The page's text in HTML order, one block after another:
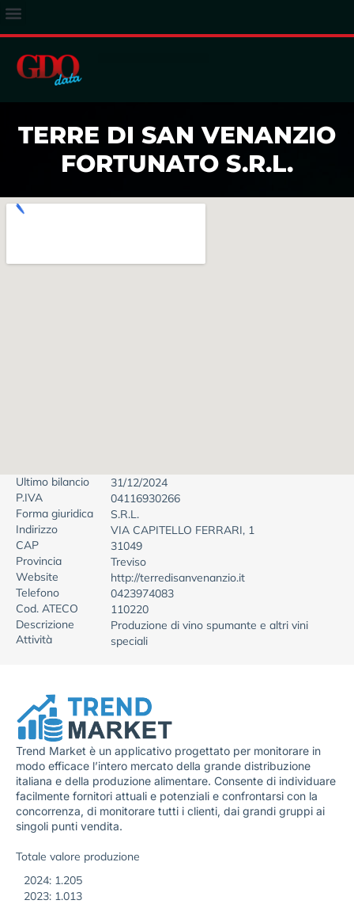
TERRE DI SAN VENANZIO
FORTUNATO S.R.L.
Ultimo bilancio
31/12/2024
P.IVA
04116930266
Forma giuridica
S.R.L.
Indirizzo
VIA CAPITELLO FERRARI, 1
CAP
31049
Provincia
Treviso
Website
http://terredisanvenanzio.it
Telefono
0423974083
Cod. ATECO
110220
Descrizione
Attività
Produzione di vino spumante e altri vini
speciali
Trend Market è un applicativo progettato per monitorare in
modo efficace l’intero mercato della grande distribuzione
italiana e della produzione alimentare. Consente di individuare
facilmente fornitori attuali e potenziali e confrontarsi con la
concorrenza, di monitorare tutti i clienti, dai grandi gruppi ai
singoli punti vendita.
Totale valore produzione
2024: 1.205
2023: 1.013